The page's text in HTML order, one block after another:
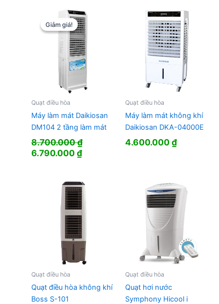
4.800.000 ₫.là:
3.650.000 ₫.
9.900.000 ₫.là:
Giảm giá!
Giảm giá!
Quạt điều hòa
Máy làm mát Daikiosan
DM104 2 tầng làm mát
8.700.000₫
Giá
8.700.000 ₫.
6.790.000₫Giá
là:
6.790.000 ₫.
Quạt điều hòa
Máy làm mát không khí
Daikiosan DKA-04000E
4.600.000₫
Quạt điều hòa
Quạt điều hòa không khí
Boss S-101
Quạt điều hòa
Quạt hơi nước
Symphony Hicool i